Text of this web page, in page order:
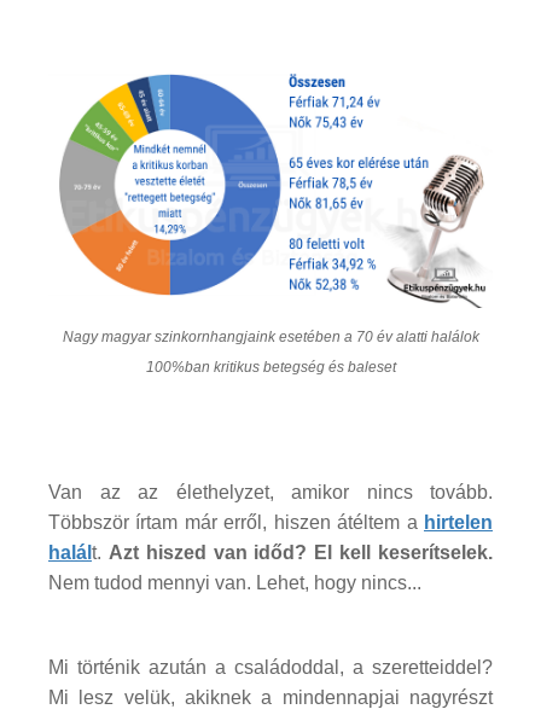
Nagy magyar szinkornhangjaink esetében a 70 év alatti halálok
100%ban kritikus betegség és baleset
Van az az élethelyzet, amikor nincs tovább.
Többször írtam már erről, hiszen átéltem a hirtelen
halál t. Azt hiszed van időd? El kell keserítselek.
Nem tudod mennyi van. Lehet, hogy nincs...
Mi történik azután a családoddal, a szeretteiddel?
Mi lesz velük, akiknek a mindennapjai nagyrészt